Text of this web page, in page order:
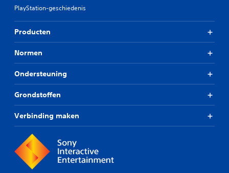
PlayStation-geschiedenis
Producten
Normen
Ondersteuning
Grondstoffen
Verbinding maken